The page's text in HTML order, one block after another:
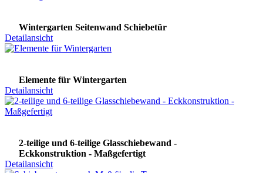
Wintergarten Seitenwand Schiebetür
Detailansicht
Elemente für Wintergarten
Detailansicht
2-teilige und 6-teilige Glasschiebewand -
Eckkonstruktion - Maßgefertigt
Detailansicht